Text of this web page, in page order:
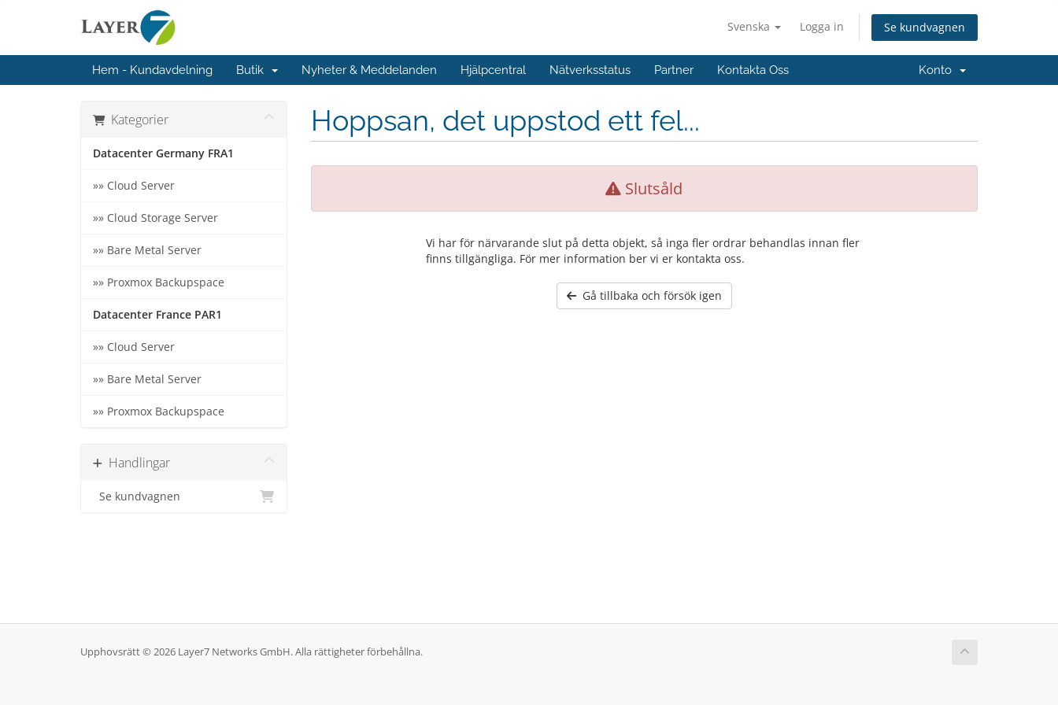
Svenska Logga in Se kundvagnen
Hem - Kundavdelning Butik Nyheter & Meddelanden Hjälpcentral Nätverksstatus Partner Kontakta Oss Konto
Kategorier
Datacenter Germany FRA1
»» Cloud Server
»» Cloud Storage Server
»» Bare Metal Server
»» Proxmox Backupspace
Datacenter France PAR1
»» Cloud Server
»» Bare Metal Server
»» Proxmox Backupspace
Handlingar
Se kundvagnen
Hoppsan, det uppstod ett fel...
Slutsåld
Vi har för närvarande slut på detta objekt, så inga fler ordrar behandlas innan fler
finns tillgängliga. För mer information ber vi er kontakta oss.
Gå tillbaka och försök igen
Upphovsrätt © 2026 Layer7 Networks GmbH. Alla rättigheter förbehållna.